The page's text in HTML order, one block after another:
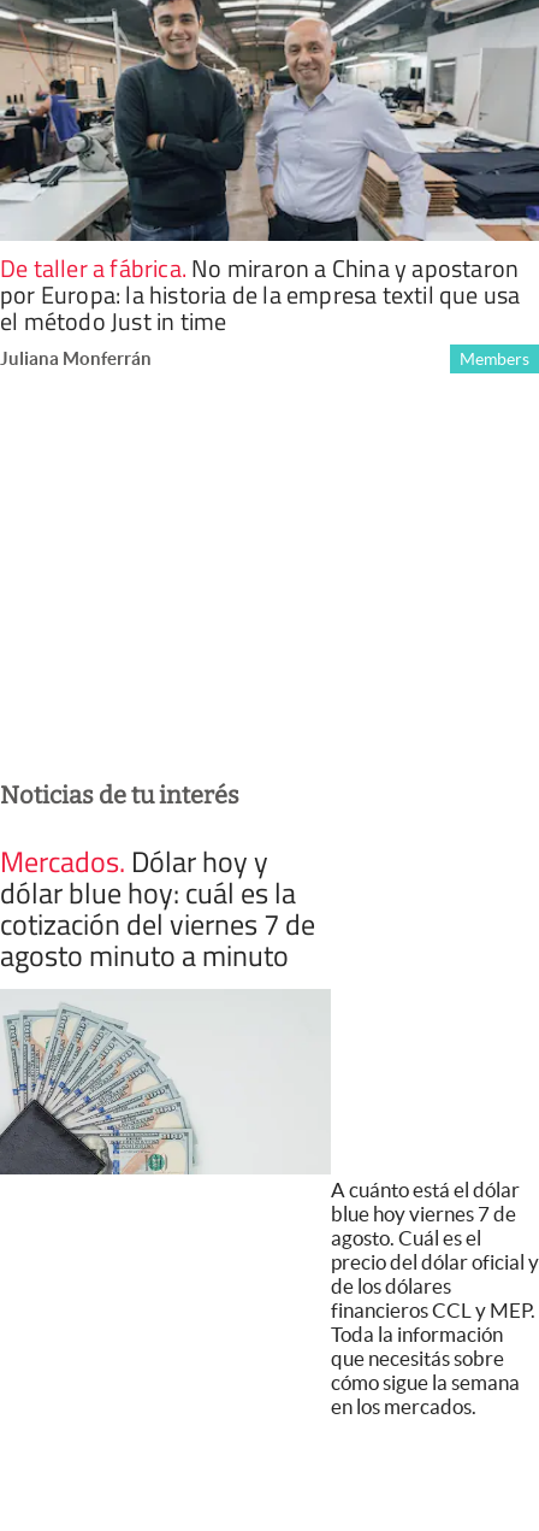
De taller a fábrica.No miraron a China y apostaron
por Europa: la historia de la empresa textil que usa
el método Just in time
Juliana Monferrán Members
Noticias de tu interés
Mercados. Dólar hoy y
dólar blue hoy: cuál es la
cotización del viernes 7 de
agosto minuto a minuto
A cuánto está el dólar
blue hoy viernes 7 de
agosto. Cuál es el
precio del dólar oficial y
de los dólares
financieros CCL y MEP.
Toda la información
que necesitás sobre
cómo sigue la semana
en los mercados.